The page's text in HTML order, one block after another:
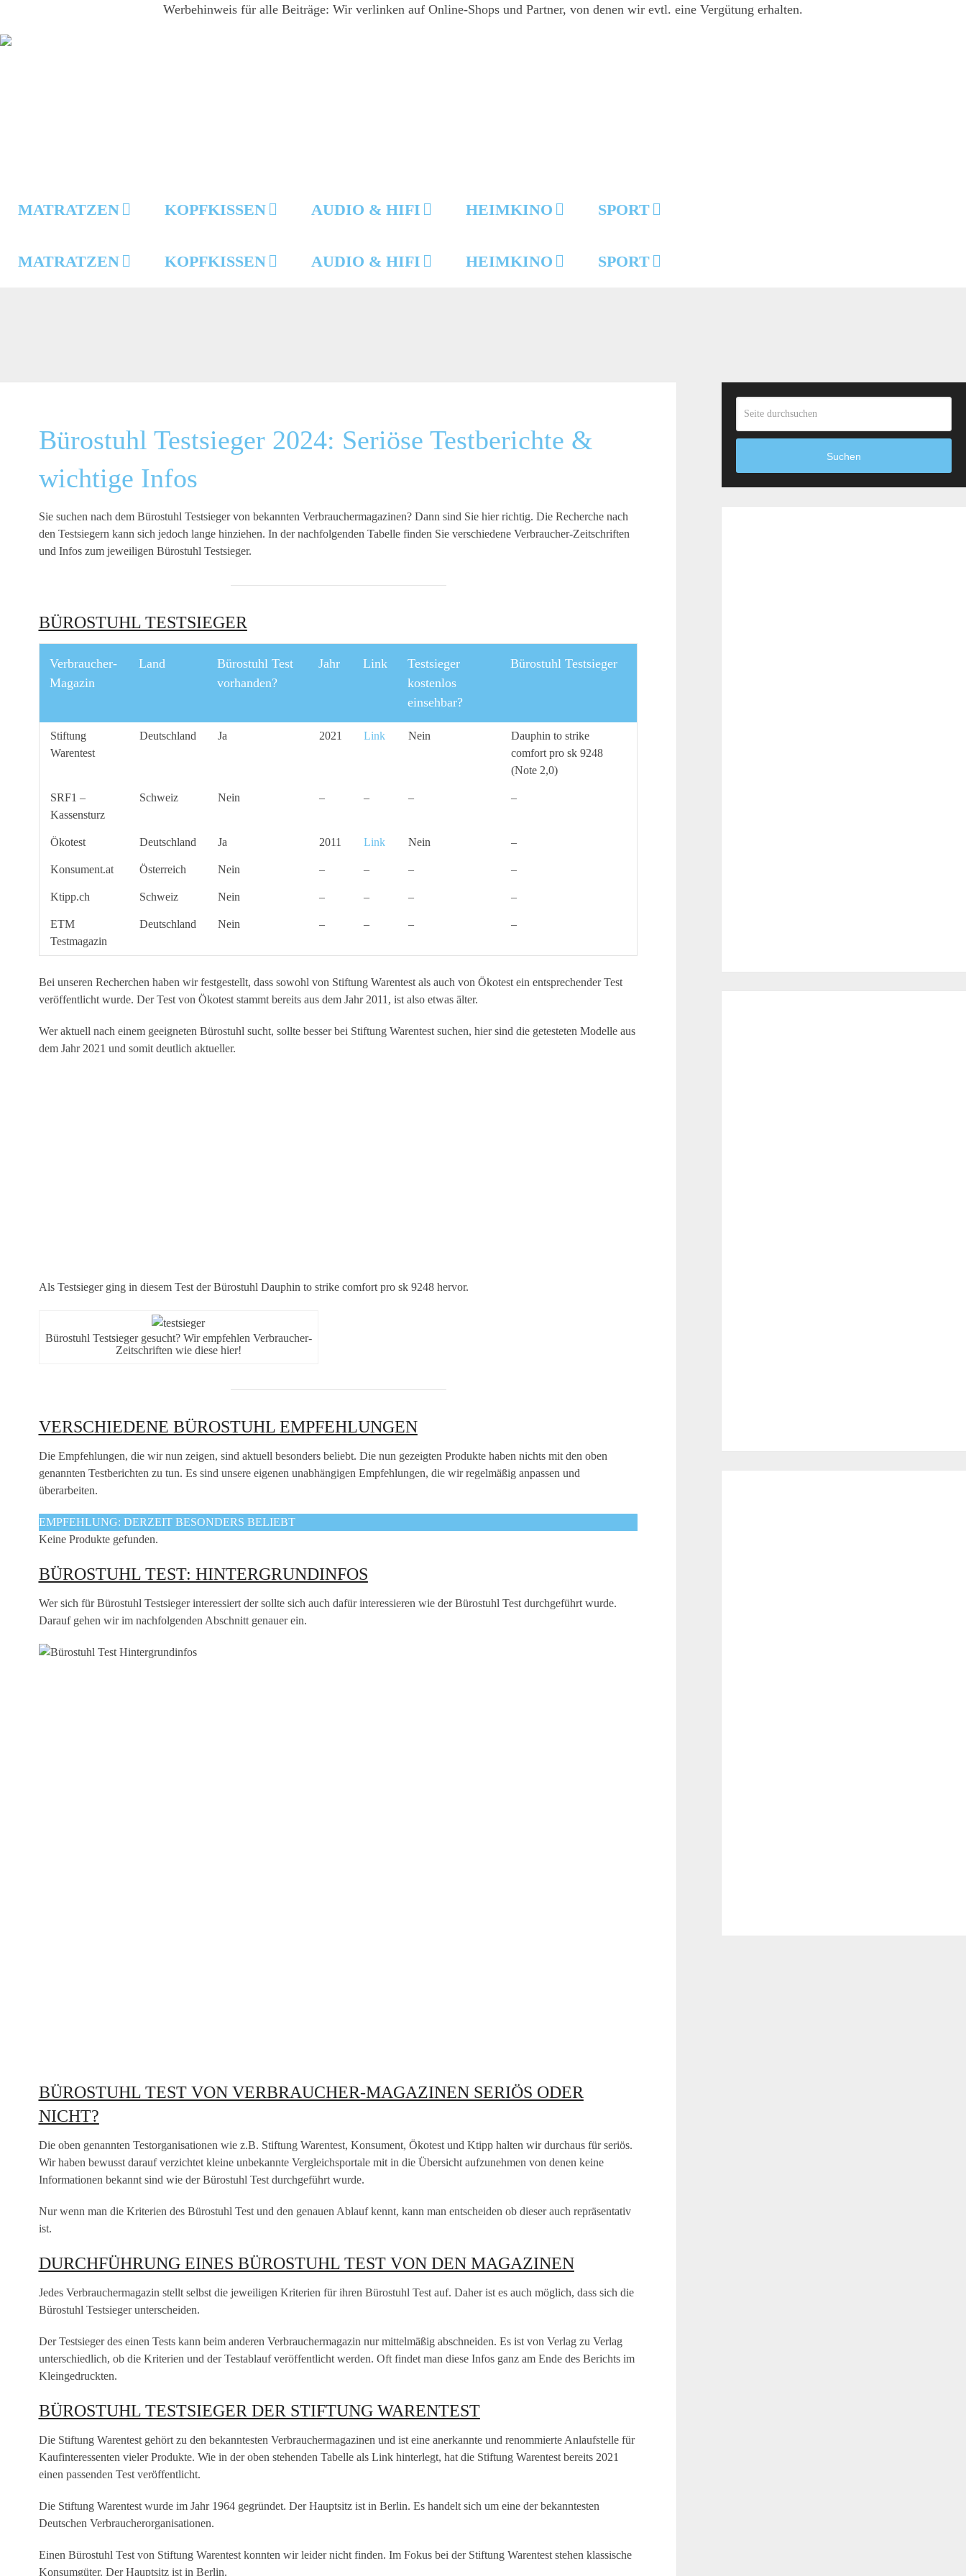
Werbehinweis für alle Beiträge: Wir verlinken auf Online-Shops und Partner, von denen wir evtl. eine Vergütung erhalten.
MATRATZEN KOPFKISSEN AUDIO & HIFI HEIMKINO SPORT
MATRATZEN KOPFKISSEN AUDIO & HIFI HEIMKINO SPORT
Bürostuhl Testsieger 2024: Seriöse Testberichte &
wichtige Infos
Sie suchen nach dem Bürostuhl Testsieger von bekannten Verbrauchermagazinen? Dann sind Sie hier richtig. Die Recherche nach
den Testsiegern kann sich jedoch lange hinziehen. In der nachfolgenden Tabelle finden Sie verschiedene Verbraucher-Zeitschriften
und Infos zum jeweiligen Bürostuhl Testsieger.
BÜROSTUHL TESTSIEGER
Verbraucher-
Magazin
Land
Bürostuhl Test
vorhanden?
Jahr Link
Testsieger
kostenlos
einsehbar?
Bürostuhl Testsieger
Stiftung
Warentest
Deutschland Ja 2021 Link Nein
Dauphin to strike
comfort pro sk 9248
(Note 2,0)
SRF1 –
Kassensturz
Schweiz Nein – – – –
Ökotest Deutschland Ja 2011 Link Nein –
Konsument.at Österreich Nein – – – –
Ktipp.ch Schweiz Nein – – – –
ETM
Testmagazin
Deutschland Nein – – – –
Bei unseren Recherchen haben wir festgestellt, dass sowohl von Stiftung Warentest als auch von Ökotest ein entsprechender Test
veröffentlicht wurde. Der Test von Ökotest stammt bereits aus dem Jahr 2011, ist also etwas älter.
Wer aktuell nach einem geeigneten Bürostuhl sucht, sollte besser bei Stiftung Warentest suchen, hier sind die getesteten Modelle aus
dem Jahr 2021 und somit deutlich aktueller.
Als Testsieger ging in diesem Test der Bürostuhl Dauphin to strike comfort pro sk 9248 hervor.
Bürostuhl Testsieger gesucht? Wir empfehlen Verbraucher-
Zeitschriften wie diese hier!
VERSCHIEDENE BÜROSTUHL EMPFEHLUNGEN
Die Empfehlungen, die wir nun zeigen, sind aktuell besonders beliebt. Die nun gezeigten Produkte haben nichts mit den oben
genannten Testberichten zu tun. Es sind unsere eigenen unabhängigen Empfehlungen, die wir regelmäßig anpassen und
überarbeiten.
EMPFEHLUNG: DERZEIT BESONDERS BELIEBT
Keine Produkte gefunden.
BÜROSTUHL TEST: HINTERGRUNDINFOS
Wer sich für Bürostuhl Testsieger interessiert der sollte sich auch dafür interessieren wie der Bürostuhl Test durchgeführt wurde.
Darauf gehen wir im nachfolgenden Abschnitt genauer ein.
BÜROSTUHL TEST VON VERBRAUCHER-MAGAZINEN SERIÖS ODER
NICHT?
Die oben genannten Testorganisationen wie z.B. Stiftung Warentest, Konsument, Ökotest und Ktipp halten wir durchaus für seriös.
Wir haben bewusst darauf verzichtet kleine unbekannte Vergleichsportale mit in die Übersicht aufzunehmen von denen keine
Informationen bekannt sind wie der Bürostuhl Test durchgeführt wurde.
Nur wenn man die Kriterien des Bürostuhl Test und den genauen Ablauf kennt, kann man entscheiden ob dieser auch repräsentativ
ist.
DURCHFÜHRUNG EINES BÜROSTUHL TEST VON DEN MAGAZINEN
Jedes Verbrauchermagazin stellt selbst die jeweiligen Kriterien für ihren Bürostuhl Test auf. Daher ist es auch möglich, dass sich die
Bürostuhl Testsieger unterscheiden.
Der Testsieger des einen Tests kann beim anderen Verbrauchermagazin nur mittelmäßig abschneiden. Es ist von Verlag zu Verlag
unterschiedlich, ob die Kriterien und der Testablauf veröffentlicht werden. Oft findet man diese Infos ganz am Ende des Berichts im
Kleingedruckten.
BÜROSTUHL TESTSIEGER DER STIFTUNG WARENTEST
Die Stiftung Warentest gehört zu den bekanntesten Verbrauchermagazinen und ist eine anerkannte und renommierte Anlaufstelle für
Kaufinteressenten vieler Produkte. Wie in der oben stehenden Tabelle als Link hinterlegt, hat die Stiftung Warentest bereits 2021
einen passenden Test veröffentlicht.
Die Stiftung Warentest wurde im Jahr 1964 gegründet. Der Hauptsitz ist in Berlin. Es handelt sich um eine der bekanntesten
Deutschen Verbraucherorganisationen.
Einen Bürostuhl Test von Stiftung Warentest konnten wir leider nicht finden. Im Fokus bei der Stiftung Warentest stehen klassische
Konsumgüter. Der Hauptsitz ist in Berlin.
Suchen